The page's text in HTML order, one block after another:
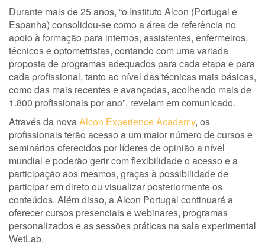
Durante mais de 25 anos, “o Instituto Alcon (Portugal e
Espanha) consolidou-se como a área de referência no
apoio à formação para internos, assistentes, enfermeiros,
técnicos e optometristas, contando com uma variada
proposta de programas adequados para cada etapa e para
cada profissional, tanto ao nível das técnicas mais básicas,
como das mais recentes e avançadas, acolhendo mais de
1.800 profissionais por ano”, revelam em comunicado.
Através da novaAlcon Experience Academy, os
profissionais terão acesso a um maior número de cursos e
seminários oferecidos por líderes de opinião a nível
mundial e poderão gerir com flexibilidade o acesso e a
participação aos mesmos, graças à possibilidade de
participar em direto ou visualizar posteriormente os
conteúdos. Além disso, a Alcon Portugal continuará a
oferecer cursos presenciais e webinares, programas
personalizados e as sessões práticas na sala experimental
WetLab.